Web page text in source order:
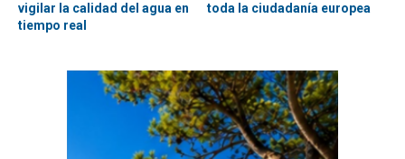
vigilar la calidad del agua en
tiempo real
toda la ciudadanía europea